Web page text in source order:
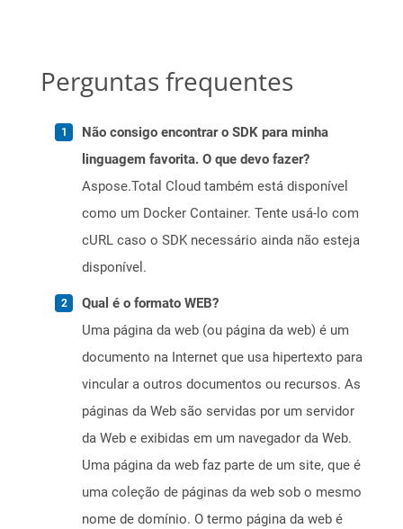
Perguntas frequentes
Não consigo encontrar o SDK para minha
linguagem favorita. O que devo fazer?
Aspose.Total Cloud também está disponível
como um Docker Container. Tente usá-lo com
cURL caso o SDK necessário ainda não esteja
disponível.
Qual é o formato WEB?
Uma página da web (ou página da web) é um
documento na Internet que usa hipertexto para
vincular a outros documentos ou recursos. As
páginas da Web são servidas por um servidor
da Web e exibidas em um navegador da Web.
Uma página da web faz parte de um site, que é
uma coleção de páginas da web sob o mesmo
nome de domínio. O termo página da web é